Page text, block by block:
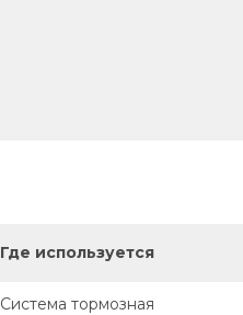
Где используется
Система тормозная